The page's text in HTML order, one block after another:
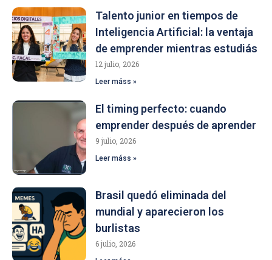
Talento junior en tiempos de
Inteligencia Artificial: la ventaja
de emprender mientras estudiás
12 julio, 2026
Leer máss »
El timing perfecto: cuando
emprender después de aprender
9 julio, 2026
Leer máss »
Brasil quedó eliminada del
mundial y aparecieron los
burlistas
6 julio, 2026